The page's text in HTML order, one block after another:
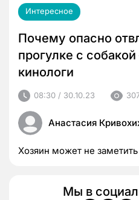
Интересное
Почему опасно
прогулке с
кинологи
08:30 / 30.10.23
Анастасия
Хозяин может не
Мы в